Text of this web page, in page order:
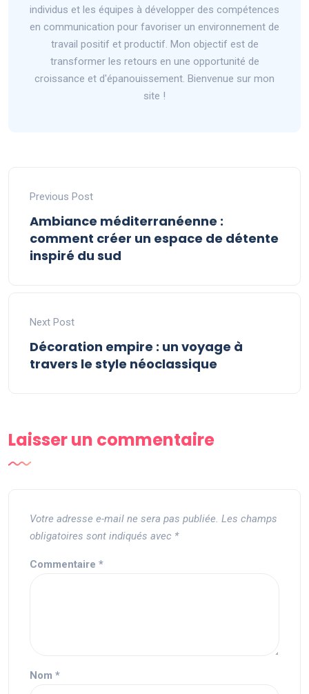
individus et les équipes à développer des compétences
en communication pour favoriser un environnement de
travail positif et productif. Mon objectif est de
transformer les retours en une opportunité de
croissance et d'épanouissement. Bienvenue sur mon
site !
Previous Post
Ambiance méditerranéenne :
comment créer un espace de détente
inspiré du sud
Next Post
Décoration empire : un voyage à
travers le style néoclassique
Laisser un commentaire
Votre adresse e-mail ne sera pas publiée. Les champs
obligatoires sont indiqués avec *
Commentaire *
Nom *